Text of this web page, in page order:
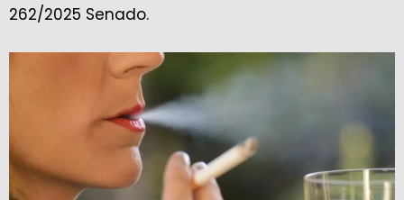
262/2025 Senado.